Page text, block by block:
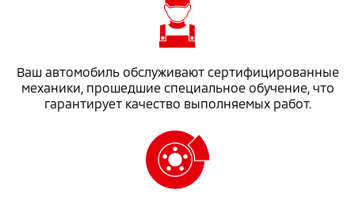
Ваш автомобиль обслуживают сертифицированные
механики, прошедшие специальное обучение, что
гарантирует качество выполняемых работ.